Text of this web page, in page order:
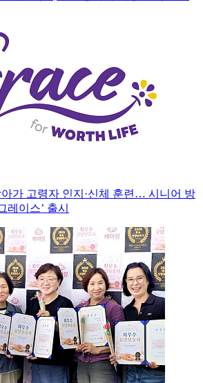
가 고령자 인지·신체 훈련… 시니어 방
레이스’ 출시